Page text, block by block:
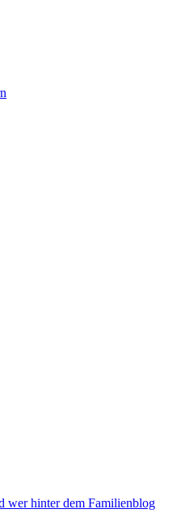
wer hinter dem Familienblog